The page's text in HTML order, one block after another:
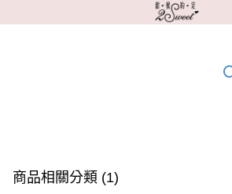
商品相關分類 (1)